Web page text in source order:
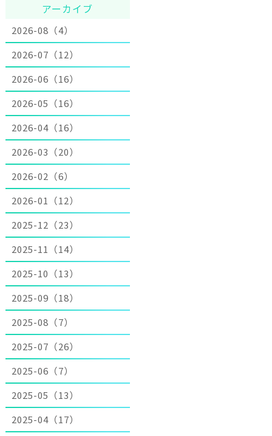
アーカイブ
2026-08（4）
2026-07（12）
2026-06（16）
2026-05（16）
2026-04（16）
2026-03（20）
2026-02（6）
2026-01（12）
2025-12（23）
2025-11（14）
2025-10（13）
2025-09（18）
2025-08（7）
2025-07（26）
2025-06（7）
2025-05（13）
2025-04（17）